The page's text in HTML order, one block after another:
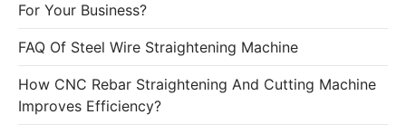
For Your Business?
FAQ Of Steel Wire Straightening Machine
How CNC Rebar Straightening And Cutting Machine
Improves Efficiency?